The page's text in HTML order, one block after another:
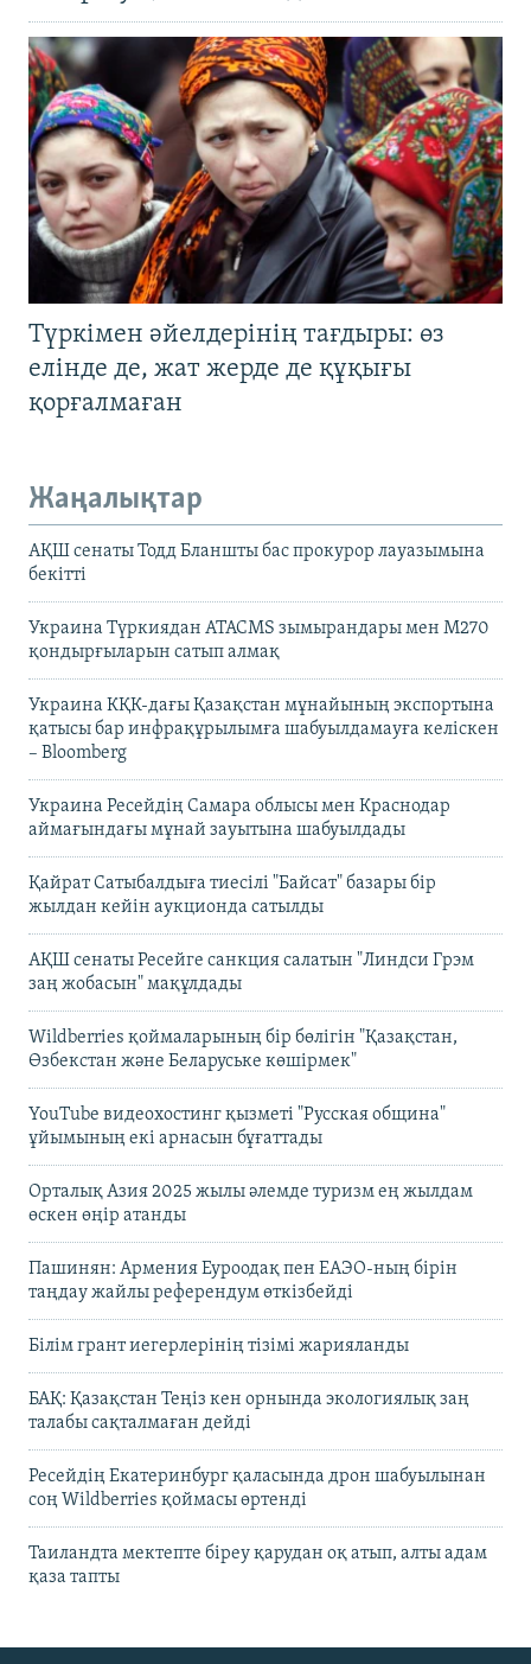
Түркімен әйелдерінің тағдыры: өз
елінде де, жат жерде де құқығы
қорғалмаған
Жаңалықтар
АҚШ сенаты Тодд Бланшты бас прокурор лауазымына
бекітті
Украина Түркиядан ATACMS зымырандары мен M270
қондырғыларын сатып алмақ
Украина КҚК-дағы Қазақстан мұнайының экспортына
қатысы бар инфрақұрылымға шабуылдамауға келіскен
– Bloomberg
Украина Ресейдің Самара облысы мен Краснодар
аймағындағы мұнай зауытына шабуылдады
Қайрат Сатыбалдыға тиесілі "Байсат" базары бір
жылдан кейін аукционда сатылды
АҚШ сенаты Ресейге санкция салатын "Линдси Грэм
заң жобасын" мақұлдады
Wildberries қоймаларының бір бөлігін "Қазақстан,
Өзбекстан және Беларуське көшірмек"
YouTube видеохостинг қызметі "Русская община"
ұйымының екі арнасын бұғаттады
Орталық Азия 2025 жылы әлемде туризм ең жылдам
өскен өңір атанды
Пашинян: Армения Еуроодақ пен ЕАЭО-ның бірін
таңдау жайлы референдум өткізбейді
Білім грант иегерлерінің тізімі жарияланды
БАҚ: Қазақстан Теңіз кен орнында экологиялық заң
талабы сақталмаған дейді
Ресейдің Екатеринбург қаласында дрон шабуылынан
соң Wildberries қоймасы өртенді
Таиландта мектепте біреу қарудан оқ атып, алты адам
қаза тапты